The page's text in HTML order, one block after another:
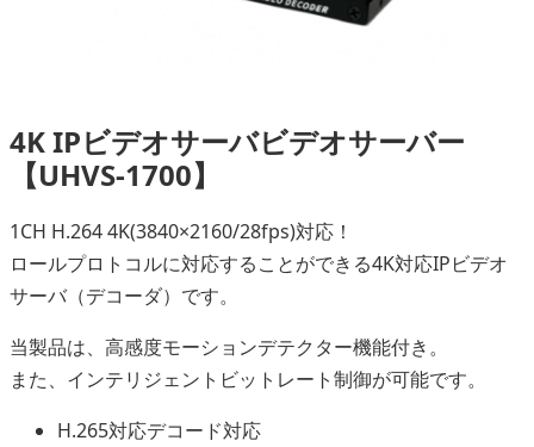
4K IPビデオサーバビデオサーバー
【UHVS-1700】
1CH H.264 4K(3840×2160/28fps)対応！
ロールプロトコルに対応することができる4K対応IPビデオ
サーバ（デコーダ）です。
当製品は、高感度モーションデテクター機能付き。
また、インテリジェントビットレート制御が可能です。
H.265対応デコード対応